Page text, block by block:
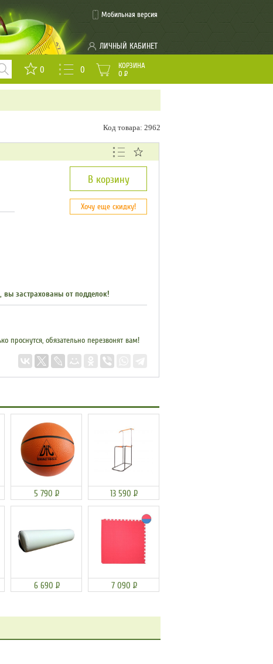
Мобильная версия
ЛИЧНЫЙ КАБИНЕТ
0 0
КОРЗИНА
0 Р
Код товара: 2962
В корзину
Хочу еще скидку!
застрахованы от подделок!
проснутся, обязательно перезвонят вам!
5 790 Р 13 590 Р
6 690 Р 7 090 Р